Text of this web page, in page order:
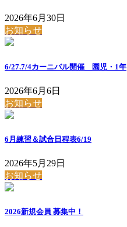
2026年6月30日
お知らせ
6/27.7/4カーニバル開催 園児・1年
2026年6月6日
お知らせ
6月練習＆試合日程表6/19
2026年5月29日
お知らせ
2026新規会員 募集中！